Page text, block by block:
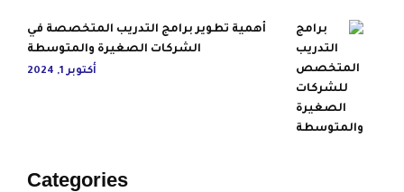
أهمية تطوير برامج التدريب المتخصصة في
الشركات الصغيرة والمتوسطة
أكتوبر 1, 2024
Categories